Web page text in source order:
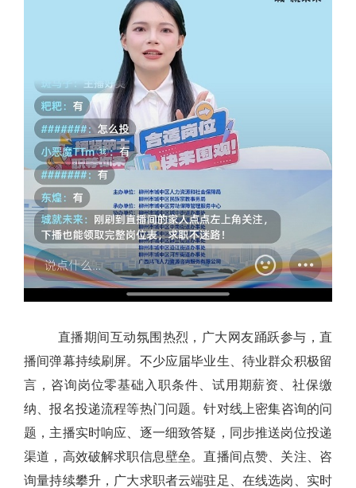
直播期间互动氛围热烈，广大网友踊跃参与，直
播间弹幕持续刷屏。 不少应届毕业生、待业群众积极留
言 ， 咨询岗位零基础入职条件、试用期薪资、社保缴
纳、报名投递流程等热门问题。针对线上密集咨询的问
题，主播实时响应、逐一细致答疑，同步推送岗位投递
渠道，高效破解求职信息壁垒。直播间点赞、关注、咨
询量持续攀升，广大求职者云端驻足、在线选岗、实时